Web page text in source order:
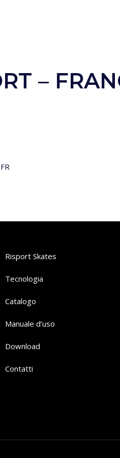
–
Risport Skates
Tecnologia
Catalogo
Manuale d’uso
Download
Contatti